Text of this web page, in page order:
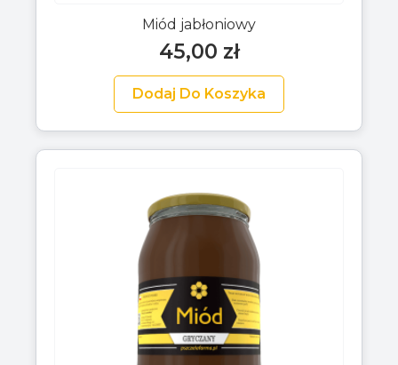
Miód jabłoniowy
45,00 zł
Dodaj Do Koszyka